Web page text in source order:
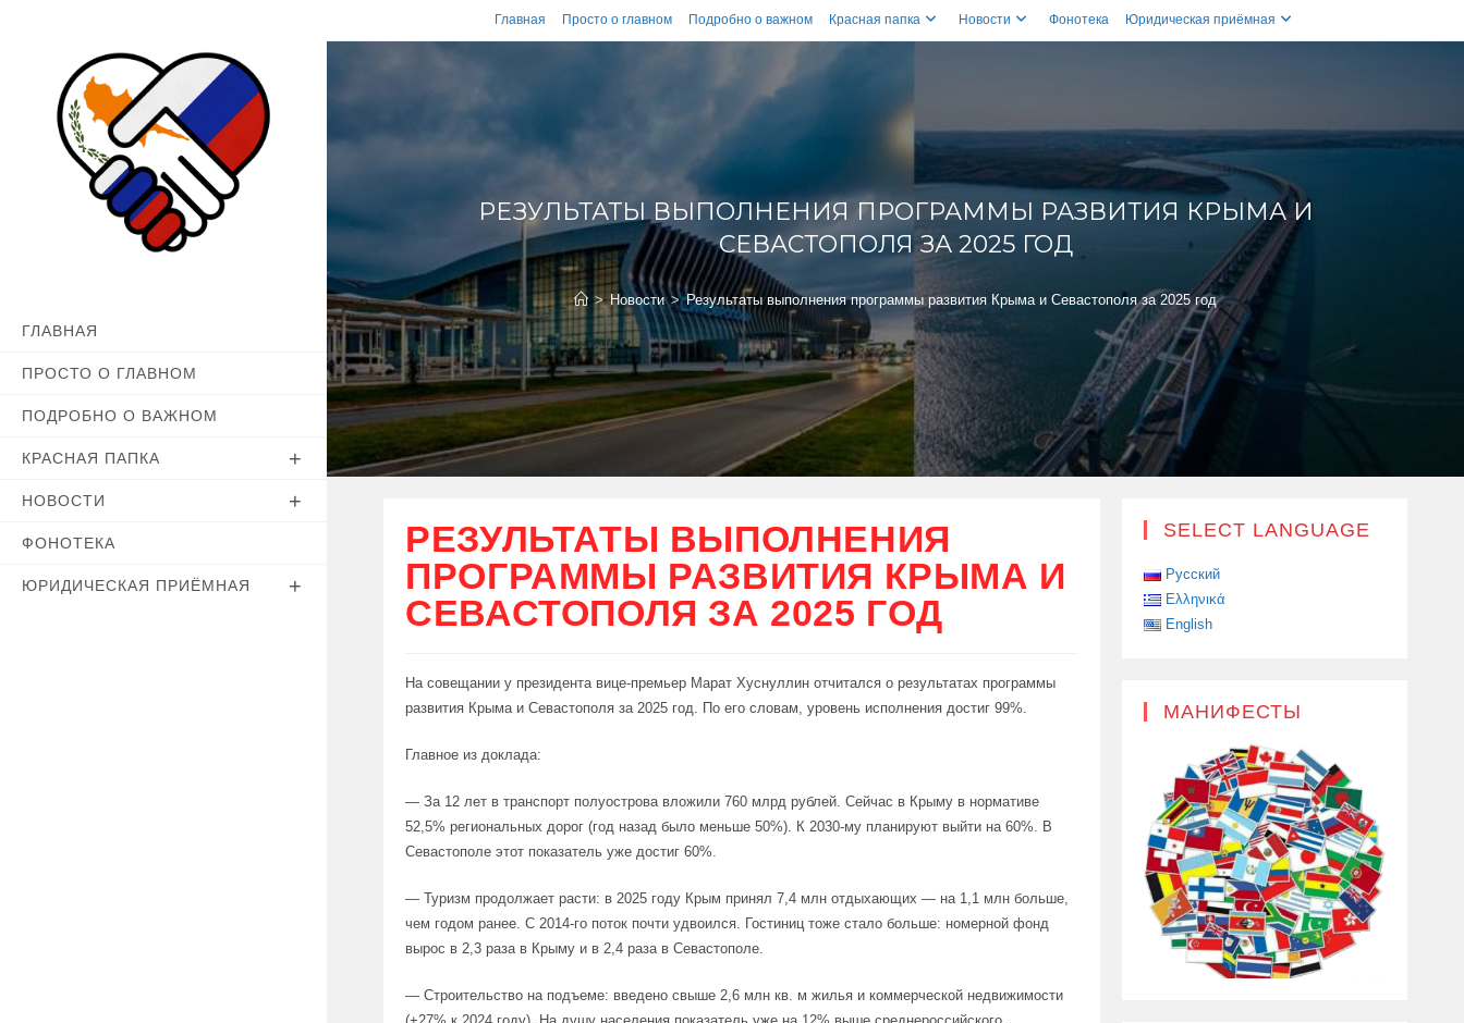
к
Главная Просто о главном Подробно о важном Красная папка Новости Фонотека Юридическая приёмная
ГЛАВНАЯ
ПРОСТО О ГЛАВНОМ
ПОДРОБНО О ВАЖНОМ
КРАСНАЯ ПАПКА
НОВОСТИ
ФОНОТЕКА
ЮРИДИЧЕСКАЯ ПРИЁМНАЯ
РЕЗУЛЬТАТЫ ВЫПОЛНЕНИЯ ПРОГРАММЫ РАЗВИТИЯ КРЫМА И
СЕВАСТОПОЛЯ ЗА 2025 ГОД
> Новости > Результаты выполнения программы развития Крыма и Севастополя за 2025 год
РЕЗУЛЬТАТЫ ВЫПОЛНЕНИЯ
ПРОГРАММЫ РАЗВИТИЯ КРЫМА И
СЕВАСТОПОЛЯ ЗА 2025 ГОД
На совещании у президента вице-премьер Марат Хуснуллин отчитался о результатах программы
развития Крыма и Севастополя за 2025 год. По его словам, уровень исполнения достиг 99%.
Главное из доклада:
— За 12 лет в транспорт полуострова вложили 760 млрд рублей. Сейчас в Крыму в нормативе
52,5% региональных дорог (год назад было меньше 50%). К 2030-му планируют выйти на 60%. В
Севастополе этот показатель уже достиг 60%.
— Туризм продолжает расти: в 2025 году Крым принял 7,4 млн отдыхающих — на 1,1 млн больше,
чем годом ранее. С 2014-го поток почти удвоился. Гостиниц тоже стало больше: номерной фонд
вырос в 2,3 раза в Крыму и в 2,4 раза в Севастополе.
— Строительство на подъеме: введено свыше 2,6 млн кв. м жилья и коммерческой недвижимости
SELECT LANGUAGE
Русский
Ελληνικά
English
МАНИФЕСТЫ